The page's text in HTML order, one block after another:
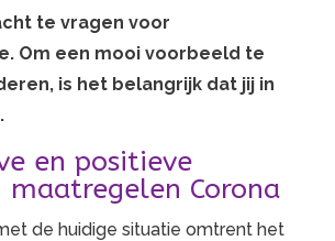
te vragen voor
Om een mooi voorbeeld te
is het belangrijk dat jij in
en positieve
Corona
de huidige situatie omtrent het